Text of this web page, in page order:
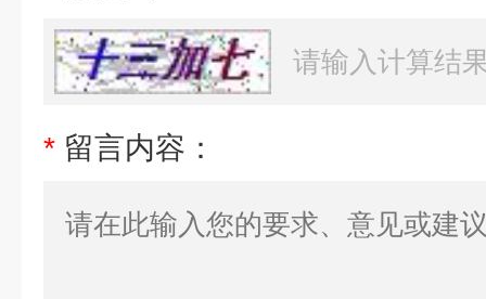
* 留言内容：